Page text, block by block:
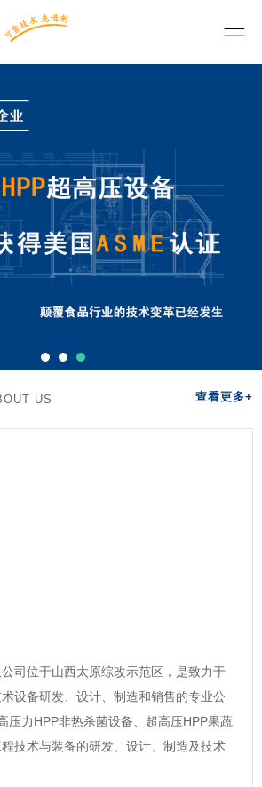
US 查看更多+
司位于山西太原综改示范区，是致力于
设备研发、设计、制造和销售的专业公
压力HPP非热杀菌设备、超高压HPP果蔬
技术与装备的研发、设计、制造及技术